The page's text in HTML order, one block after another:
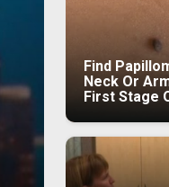
Find
Neck Or
First Stage